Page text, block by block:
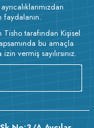
tarafından Kişisel
bu amaçla
vermiş sayılırsınız.